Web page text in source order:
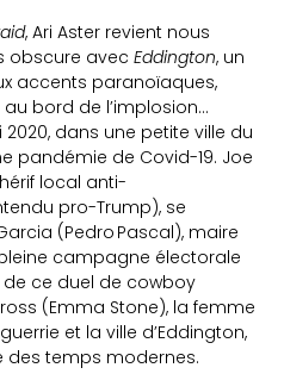
, Ari Aster revient nous
obscure avecEddington, un
accents paranoïaques,
bord de l’implosion…
dans une petite ville du
pandémie de Covid-19. Joe
local anti-
pro-Trump), se
(Pedro Pascal), maire
campagne électorale
de ce duel de cowboy
(Emma Stone), la femme
et la ville d’Eddington,
des temps modernes.